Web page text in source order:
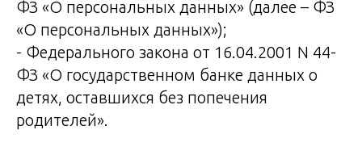
ФЗ «О персональных данных» (далее – ФЗ
«О персональных данных»);
- Федерального закона от 16.04.2001 N 44-
ФЗ «О государственном банке данных о
детях, оставшихся без попечения
родителей».